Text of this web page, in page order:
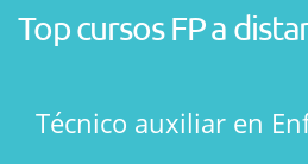
Top cursos FP a
Técnico auxiliar en